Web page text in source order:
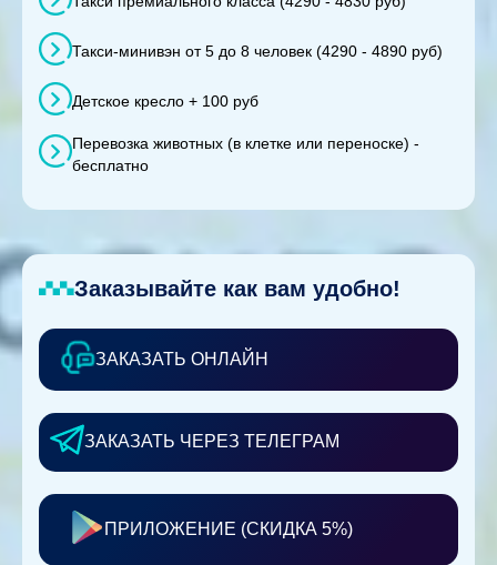
Такси-минивэн от 5 до 8 человек (4290 - 4890 руб)
Детское кресло + 100 руб
Перевозка животных (в клетке или переноске) -
бесплатно
Заказывайте как вам удобно!
ЗАКАЗАТЬ ОНЛАЙН
ЗАКАЗАТЬ ЧЕРЕЗ ТЕЛЕГРАМ
ПРИЛОЖЕНИЕ (СКИДКА 5%)